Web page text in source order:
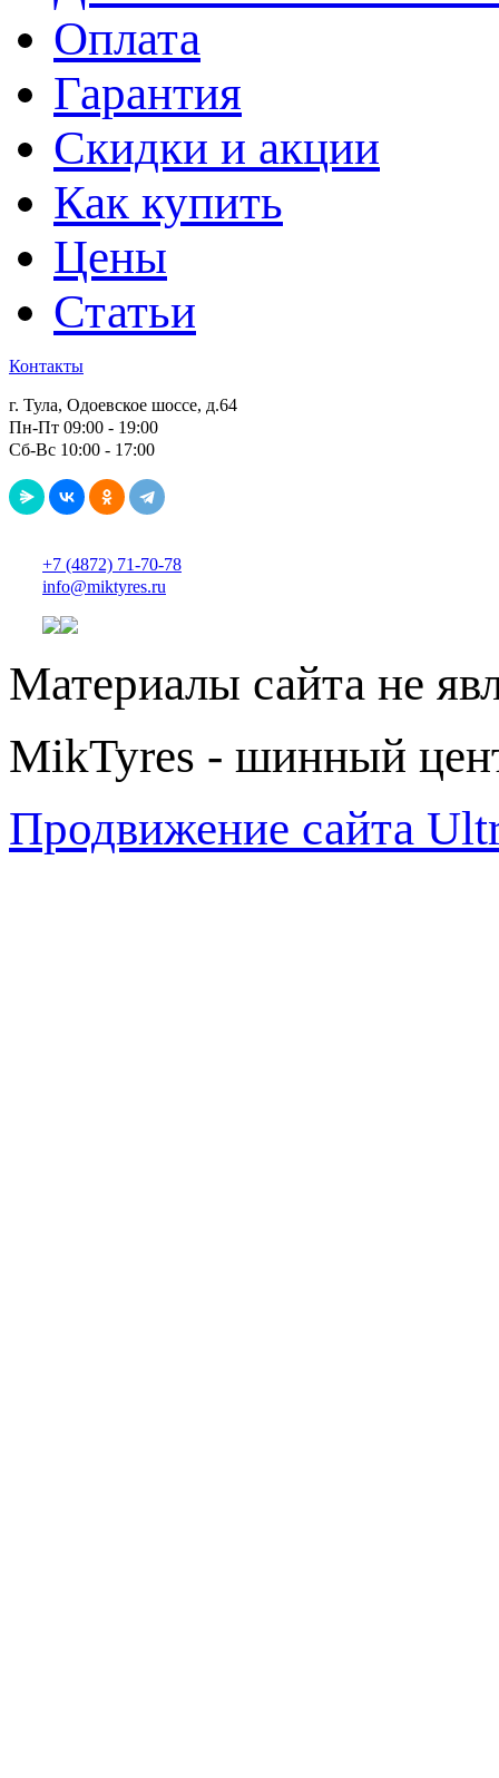
Оплата
Гарантия
Скидки и акции
Как купить
Цены
Статьи
Контакты
г. Тула, Одоевское шоссе, д.64
Пн-Пт 09:00 - 19:00
Сб-Вс 10:00 - 17:00
+7 (4872) 71-70-78
info@miktyres.ru
Материалы сайта не
MikTyres - шинный
Продвижение сайта